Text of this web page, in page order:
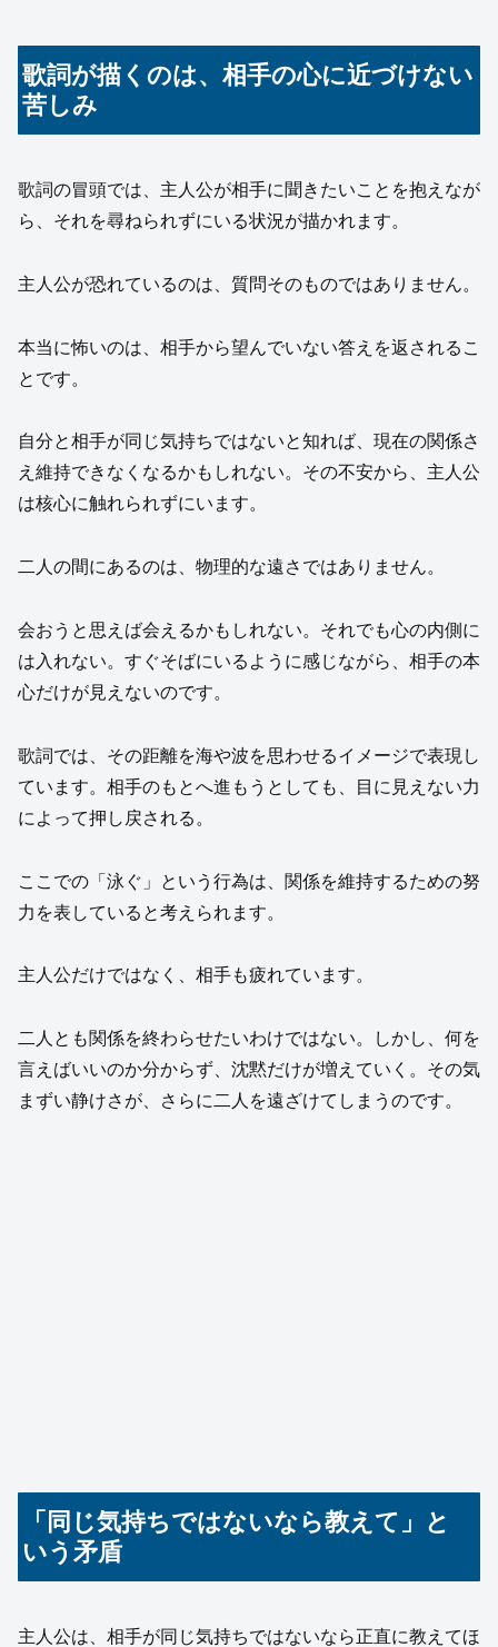
歌詞が描くのは、相手の心に近づけない
苦しみ
歌詞の冒頭では、主人公が相手に聞きたいことを抱えなが
ら、それを尋ねられずにいる状況が描かれます。
主人公が恐れているのは、質問そのものではありません。
本当に怖いのは、相手から望んでいない答えを返されるこ
とです。
自分と相手が同じ気持ちではないと知れば、現在の関係さ
え維持できなくなるかもしれない。その不安から、主人公
は核心に触れられずにいます。
二人の間にあるのは、物理的な遠さではありません。
会おうと思えば会えるかもしれない。それでも心の内側に
は入れない。すぐそばにいるように感じながら、相手の本
心だけが見えないのです。
歌詞では、その距離を海や波を思わせるイメージで表現し
ています。相手のもとへ進もうとしても、目に見えない力
によって押し戻される。
ここでの「泳ぐ」という行為は、関係を維持するための努
力を表していると考えられます。
主人公だけではなく、相手も疲れています。
二人とも関係を終わらせたいわけではない。しかし、何を
言えばいいのか分からず、沈黙だけが増えていく。その気
まずい静けさが、さらに二人を遠ざけてしまうのです。
「同じ気持ちではないなら教えて」と
いう矛盾
主人公は、相手が同じ気持ちではないなら正直に教えてほ